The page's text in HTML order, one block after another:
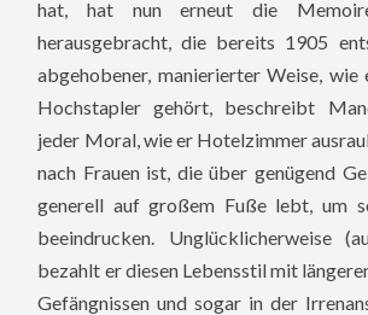
hat, hat nun erneut die
herausgebracht, die bereits 1905
abgehobener, manierierter Weise, wie
Hochstapler gehört, beschreibt
jeder Moral, wie er Hotelzimmer
nach Frauen ist, die über genügend
generell auf großem Fuße lebt, um
beeindrucken. Unglücklicherweise
bezahlt er diesen Lebensstil mit
Gefängnissen und sogar in der